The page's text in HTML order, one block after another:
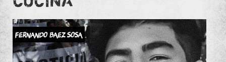
Fernando Baez Sosa